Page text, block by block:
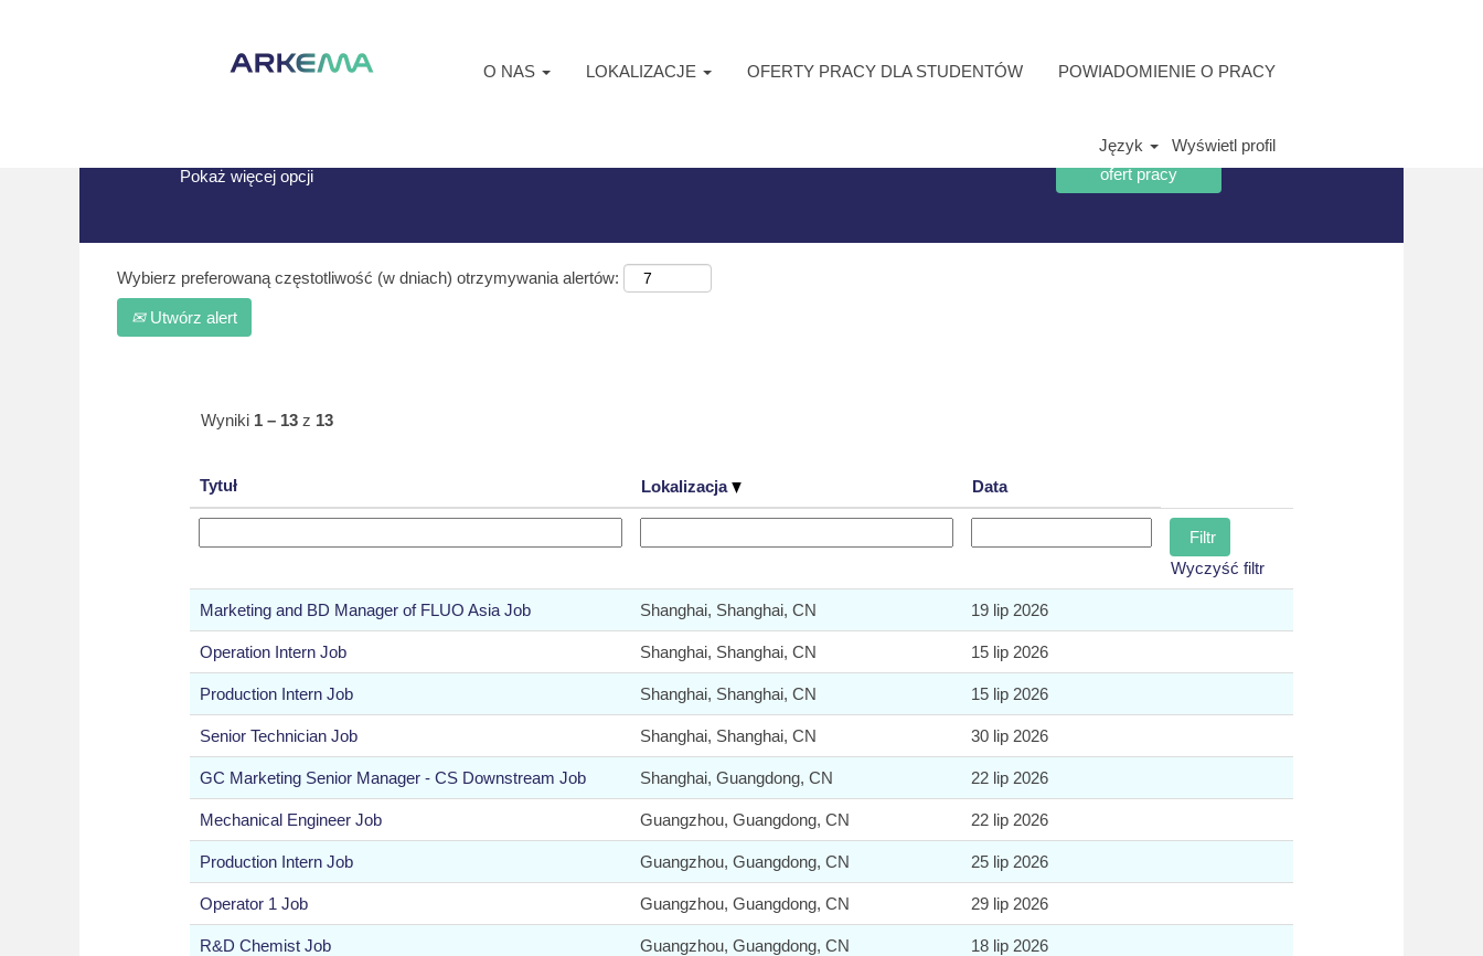
O NAS LOKALIZACJE OFERTY PRACY DLA STUDENTÓW POWIADOMIENIE O PRACY
Język Wyświetl profil
Szukaj wyników dla
Pokaż więcej opcji
Wybierz preferowaną częstotliwość (w dniach) otrzymywania alertów:
Utwórz alert
Wyniki 1 – 13 z 13
Tytuł Lokalizacja Data
Wyczyść filtr
Marketing and BD Manager of FLUO Asia Job Shanghai, Shanghai, CN 19 lip 2026
Operation Intern Job Shanghai, Shanghai, CN 15 lip 2026
Production Intern Job Shanghai, Shanghai, CN 15 lip 2026
Senior Technician Job Shanghai, Shanghai, CN 30 lip 2026
GC Marketing Senior Manager - CS Downstream Job Shanghai, Guangdong, CN 22 lip 2026
Mechanical Engineer Job Guangzhou, Guangdong, CN 22 lip 2026
Production Intern Job Guangzhou, Guangdong, CN 25 lip 2026
Operator 1 Job Guangzhou, Guangdong, CN 29 lip 2026
R&D Chemist Job Guangzhou, Guangdong, CN 18 lip 2026